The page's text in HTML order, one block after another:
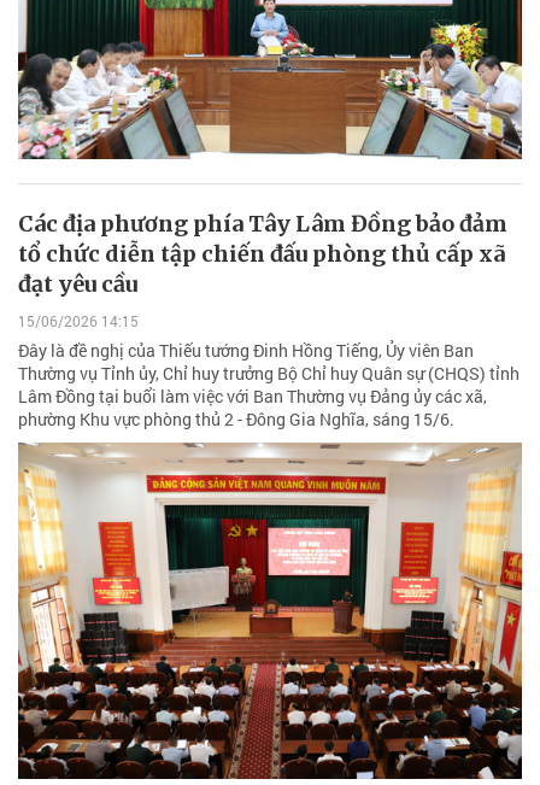
Các địa phương phía Tây Lâm Đồng bảo đảm
tổ chức diễn tập chiến đấu phòng thủ cấp xã
đạt yêu cầu
15/06/2026 14:15
Đây là đề nghị của Thiếu tướng Đinh Hồng Tiếng, Ủy viên Ban
Thường vụ Tỉnh ủy, Chỉ huy trưởng Bộ Chỉ huy Quân sự (CHQS) tỉnh
Lâm Đồng tại buổi làm việc với Ban Thường vụ Đảng ủy các xã,
phường Khu vực phòng thủ 2 - Đông Gia Nghĩa, sáng 15/6.